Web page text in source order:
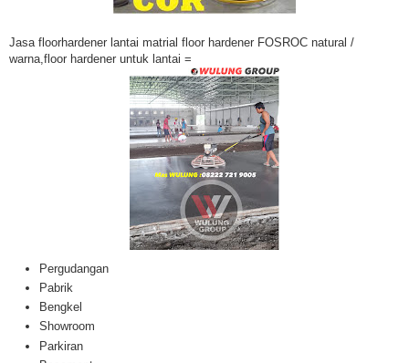
Jasa floorhardener lantai matrial floor hardener FOSROC natural /
warna,floor hardener untuk lantai =
Pergudangan
Pabrik
Bengkel
Showroom
Parkiran